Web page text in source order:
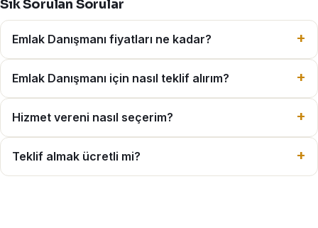
Sık Sorulan Sorular
Emlak Danışmanı fiyatları ne kadar?
Emlak Danışmanı için nasıl teklif alırım?
Hizmet vereni nasıl seçerim?
Teklif almak ücretli mi?